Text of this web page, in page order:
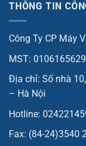
THÔNG TIN
Công Ty CP Máy
MST: 0106165629
Địa chỉ: Số nhà
– Hà Nội
Hotline:
Fax: (84-24)3540